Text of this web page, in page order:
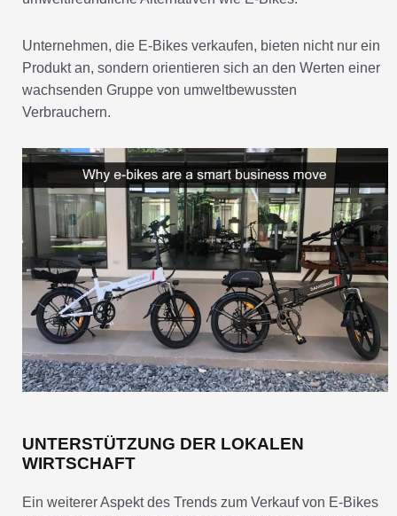
Unternehmen, die E-Bikes verkaufen, bieten nicht nur ein
Produkt an, sondern orientieren sich an den Werten einer
wachsenden Gruppe von umweltbewussten
Verbrauchern.
UNTERSTÜTZUNG DER LOKALEN
WIRTSCHAFT
Ein weiterer Aspekt des Trends zum Verkauf von E-Bikes